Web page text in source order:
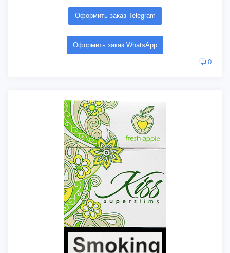
Оформить заказ Telegram
Оформить заказ WhatsApp
0